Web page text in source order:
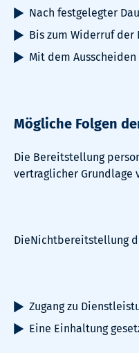
Nach festgelegter
Bis zum Widerruf der
Mit dem
Mögliche Folgen
Die Bereitstellung
vertraglicher Grundlage
DieNichtbereitstellung
Zugang zu
Eine Einhaltung